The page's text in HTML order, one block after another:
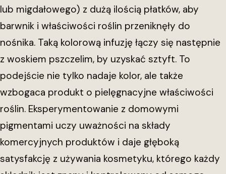
lub migdałowego) z dużą ilością płatków, aby
barwnik i właściwości roślin przeniknęły do
nośnika. Taką kolorową infuzję łączy się następnie
z woskiem pszczelim, by uzyskać sztyft. To
podejście nie tylko nadaje kolor, ale także
wzbogaca produkt o pielęgnacyjne właściwości
roślin. Eksperymentowanie z domowymi
pigmentami uczy uważności na składy
komercyjnych produktów i daje głęboką
satysfakcję z używania kosmetyku, którego każdy